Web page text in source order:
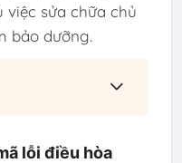
việc sửa chữa chủ
bảo dưỡng.
lỗi điều hòa